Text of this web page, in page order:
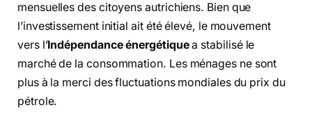
mensuelles des citoyens autrichiens. Bien que
l’investissement initial ait été élevé, le mouvement
vers l’Indépendance énergétiquea stabilisé le
marché de la consommation. Les ménages ne sont
plus à la merci des fluctuations mondiales du prix du
pétrole.